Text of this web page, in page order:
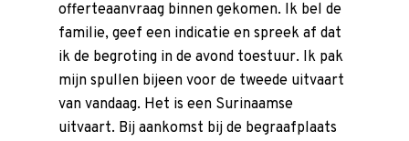
offerteaanvraag binnen gekomen. Ik bel de
familie, geef een indicatie en spreek af dat
ik de begroting in de avond toestuur. Ik pak
mijn spullen bijeen voor de tweede uitvaart
van vandaag. Het is een Surinaamse
uitvaart. Bij aankomst bij de begraafplaats